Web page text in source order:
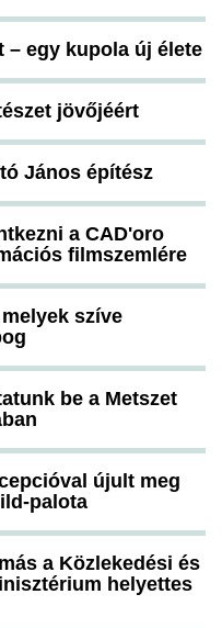
– egy kupola új élete
jövőjéért
János építész
a CAD'oro
filmszemlére
szíve
be a Metszet
újult meg
palota
a Közlekedési és
helyettes